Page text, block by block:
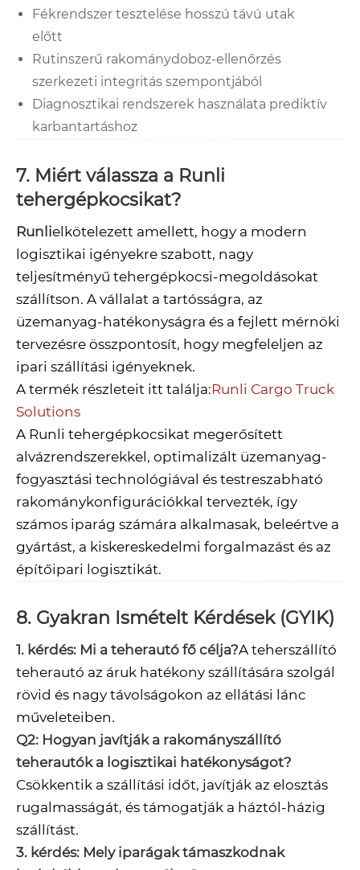
Fékrendszer tesztelése hosszú távú utak
előtt
Rutinszerű rakománydoboz-ellenőrzés
szerkezeti integritás szempontjából
Diagnosztikai rendszerek használata prediktív
karbantartáshoz
7. Miért válassza a Runli
tehergépkocsikat?
Runlielkötelezett amellett, hogy a modern
logisztikai igényekre szabott, nagy
teljesítményű tehergépkocsi-megoldásokat
szállítson. A vállalat a tartósságra, az
üzemanyag-hatékonyságra és a fejlett mérnöki
tervezésre összpontosít, hogy megfeleljen az
ipari szállítási igényeknek.
A termék részleteit itt találja:Runli Cargo Truck
Solutions
A Runli tehergépkocsikat megerősített
alvázrendszerekkel, optimalizált üzemanyag-
fogyasztási technológiával és testreszabható
rakománykonfigurációkkal tervezték, így
számos iparág számára alkalmasak, beleértve a
gyártást, a kiskereskedelmi forgalmazást és az
építőipari logisztikát.
8. Gyakran Ismételt Kérdések (GYIK)
1. kérdés: Mi a teherautó fő célja?A teherszállító
teherautó az áruk hatékony szállítására szolgál
rövid és nagy távolságokon az ellátási lánc
műveleteiben.
Q2: Hogyan javítják a rakományszállító
teherautók a logisztikai hatékonyságot?
Csökkentik a szállítási időt, javítják az elosztás
rugalmasságát, és támogatják a háztól-házig
szállítást.
3. kérdés: Mely iparágak támaszkodnak